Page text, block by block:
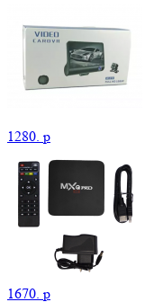
1280. p
1670. p